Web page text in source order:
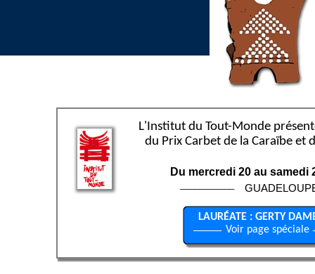
L'Institut du Tout-Monde
du Prix Carbet de la Caraïbe et
Du mercredi 20 au samedi
LAURÉATE : GERTY
Voir page spéciale